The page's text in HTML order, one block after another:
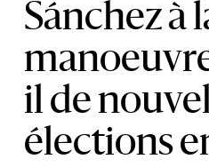
Sánchez à
il de
élections